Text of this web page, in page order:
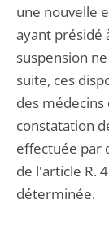
une nouvelle
ayant présidé
suspension
suite, ces
des
constatation
effectuée par
de l'article R.
déterminée.